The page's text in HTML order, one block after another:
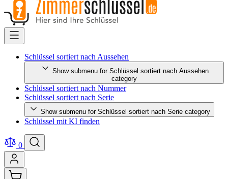
Schlüssel sortiert nach Aussehen
Show submenu for Schlüssel sortiert nach Aussehen
category
Schlüssel sortiert nach Nummer
Schlüssel sortiert nach Serie
Show submenu for Schlüssel sortiert nach Serie category
Schlüssel mit KI finden
0